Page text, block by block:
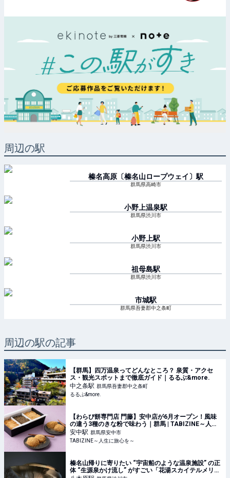
周辺の駅
榛名高原〔榛名山ロープウェイ〕 駅
群馬県高崎市
小野上温泉駅
群馬県渋川市
小野上駅
群馬県渋川市
祖母島駅
群馬県渋川市
市城駅
群馬県吾妻郡中之条町
周辺の駅の記事
【群馬】四万温泉ってどんなところ？ 泉質・アクセ
ス・観光スポットまで徹底ガイド｜るるぶ&more.
中之条駅 群馬県吾妻郡中之条町
るるぶ&more.
【わらび餅専門店 門藤】安中店が6月オープン！風味
の違う3種のきな粉で味わう｜群馬 | TABIZINE～人生
に旅心を～
安中駅 群馬県安中市
TABIZINE～人生に旅心を～
榛名山帰りに寄りたい “宇宙船のような温泉施設” の正
体 “生源泉かけ流し” がすごい「花湯スカイテルメリゾ